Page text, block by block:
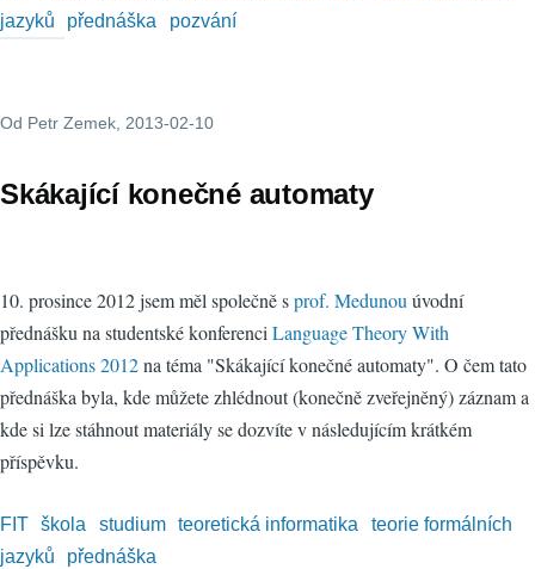
jazyků
přednáška pozvání
Od Petr Zemek , 2013-02-10
Skákající konečné automaty
10. prosince 2012 jsem měl společně sprof. Medunouúvodní
přednášku na studentské konferenciLanguage Theory With
Applications 2012na téma "Skákající konečné automaty". O čem tato
přednáška byla, kde můžete zhlédnout (konečně zveřejněný) záznam a
kde si lze stáhnout materiály se dozvíte v následujícím krátkém
příspěvku.
FIT škola studium teoretická informatika
teorie formálních
jazyků
přednáška